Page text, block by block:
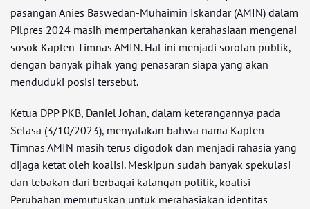
pasangan Anies Baswedan-Muhaimin Iskandar (AMIN) dalam
Pilpres 2024 masih mempertahankan kerahasiaan mengenai
sosok Kapten Timnas AMIN. Hal ini menjadi sorotan publik,
dengan banyak pihak yang penasaran siapa yang akan
menduduki posisi tersebut.
Ketua DPP PKB, Daniel Johan, dalam keterangannya pada
Selasa (3/10/2023), menyatakan bahwa nama Kapten
Timnas AMIN masih terus digodok dan menjadi rahasia yang
dijaga ketat oleh koalisi. Meskipun sudah banyak spekulasi
dan tebakan dari berbagai kalangan politik, koalisi
Perubahan memutuskan untuk merahasiakan identitas